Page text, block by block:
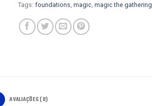
Tags: foundations magic magic the gathering
AVALIAÇÕES (0)